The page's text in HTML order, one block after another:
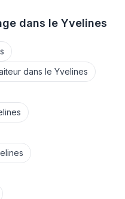
dans le Yvelines
dans le Yvelines